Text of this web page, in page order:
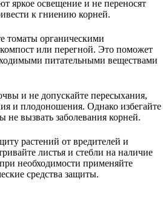
яркое освещение и не переносят
к гниению корней.
томаты органическими
или перегной. Это поможет
питательными веществами
и не допускайте пересыхания,
и плодоношения. Однако избегайте
не вызвать заболевания корней.
растений от вредителей и
листья и стебли на наличие
необходимости применяйте
средства защиты.